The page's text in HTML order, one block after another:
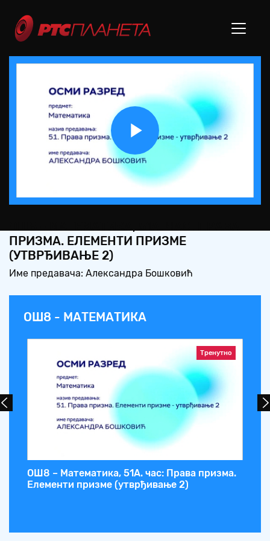
Play
Video
ПРИЗМА. ЕЛЕМЕНТИ ПРИЗМЕ
(УТВРЂИВАЊЕ 2)
Име предавача: Александра Бошковић
ОШ8 - МАТЕМАТИКА
Тренутно
ОШ8 – Математика, 51А. час: Права призма.
Елементи призме (утврђивање 2)